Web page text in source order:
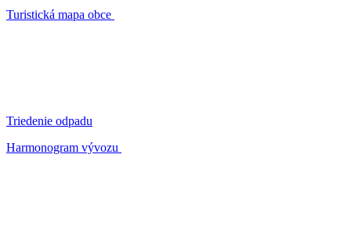
Turistická mapa obce
Triedenie odpadu
Harmonogram vývozu